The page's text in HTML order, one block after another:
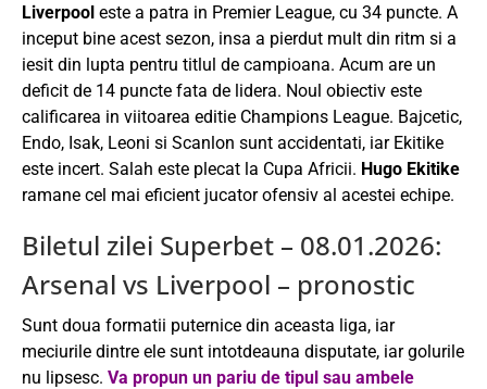
Liverpool este a patra in Premier League, cu 34 puncte. A
inceput bine acest sezon, insa a pierdut mult din ritm si a
iesit din lupta pentru titlul de campioana. Acum are un
deficit de 14 puncte fata de lidera. Noul obiectiv este
calificarea in viitoarea editie Champions League. Bajcetic,
Endo, Isak, Leoni si Scanlon sunt accidentati, iar Ekitike
este incert. Salah este plecat la Cupa Africii. Hugo Ekitike
ramane cel mai eficient jucator ofensiv al acestei echipe.
Biletul zilei Superbet – 08.01.2026:
Arsenal vs Liverpool – pronostic
Sunt doua formatii puternice din aceasta liga, iar
meciurile dintre ele sunt intotdeauna disputate, iar golurile
nu lipsesc. Va propun un pariu de tipul sau ambele